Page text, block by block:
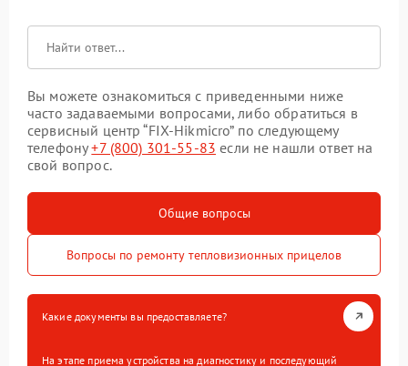
Вы можете ознакомиться с приведенными ниже
часто задаваемыми вопросами, либо обратиться в
сервисный центр “FIX-Hikmicro” по следующему
телефону+7 (800) 301-55-83 если не нашли ответ на
свой вопрос.
Общие вопросы
Вопросы по ремонту тепловизионных прицелов
Какие документы вы предоставляете?
На этапе приема устройства на диагностику и последующий